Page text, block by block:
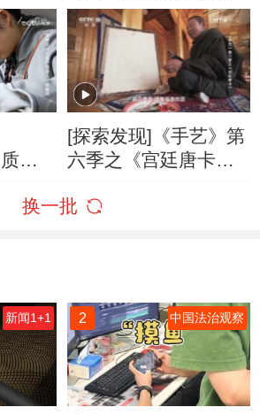
艺（五）
文
[探索发现]《手艺》第
六季之《宫廷唐卡》
巧的独特理解
换一批
新闻1+1 2 中国法治观察